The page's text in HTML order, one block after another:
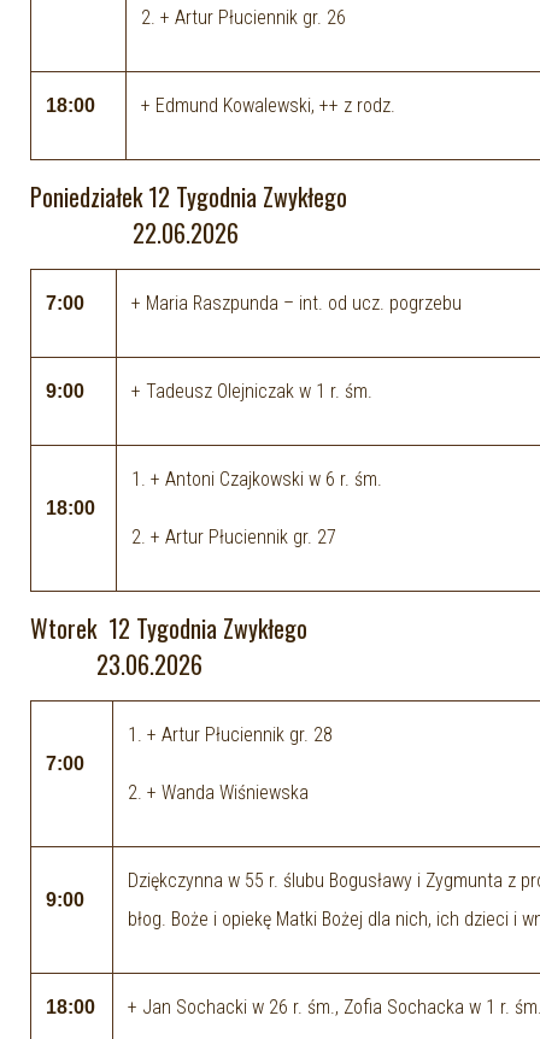
2. + Artur Płuciennik gr. 26
18:00 + Edmund Kowalewski, ++ z rodz.
Poniedziałek 12 Tygodnia Zwykłego
22.06.2026
7:00 + Maria Raszpunda – int. od ucz. pogrzebu
9:00 + Tadeusz Olejniczak w 1 r. śm.
18:00
1. + Antoni Czajkowski w 6 r. śm.
2. + Artur Płuciennik gr. 27
Wtorek 12 Tygodnia Zwykłego
23.06.2026
7:00
1. + Artur Płuciennik gr. 28
2. + Wanda Wiśniewska
9:00
Dziękczynna w 55 r. ślubu Bogusławy i Zygmunta z
błog. Boże i opiekę Matki Bożej dla nich, ich dzieci i
18:00 + Jan Sochacki w 26 r. śm., Zofia Sochacka w 1 r.